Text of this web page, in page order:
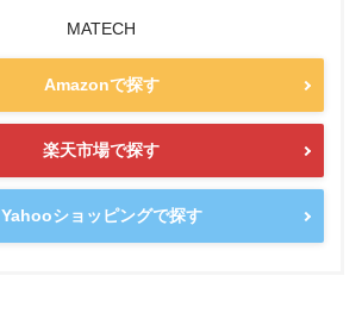
MATECH
Amazonで探す
楽天市場で探す
Yahooショッピングで探す